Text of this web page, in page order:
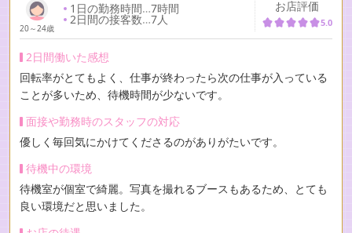
20～24歳
1日の勤務時間…7時間
2日間の接客数…7人
お店評価
5.0
2日間働いた感想
回転率がとてもよく、仕事が終わったら次の仕事が入っている
ことが多いため、待機時間が少ないです。
面接や勤務時のスタッフの対応
優しく毎回気にかけてくださるのがありがたいです。
待機中の環境
待機室が個室で綺麗。写真を撮れるブースもあるため、とても
良い環境だと思いました。